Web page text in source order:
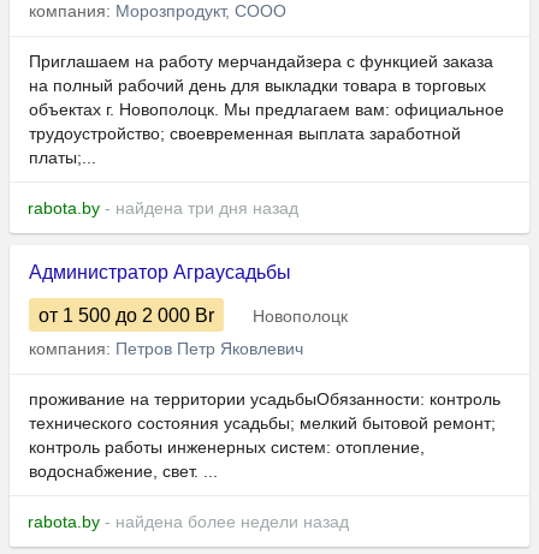
компания: Морозпродукт, СООО
Приглашаем на работу мерчандайзера с функцией заказа
на полный рабочий день для выкладки товара в торговых
объектах г. Новополоцк. Мы предлагаем вам: официальное
трудоустройство; своевременная выплата заработной
платы;...
rabota.by - найдена три дня назад
Администратор Аграусадьбы
от 1 500 до 2 000 Br
Новополоцк
компания: Петров Петр Яковлевич
проживание на территории усадьбыОбязанности: контроль
технического состояния усадьбы; мелкий бытовой ремонт;
контроль работы инженерных систем: отопление,
водоснабжение, свет. ...
rabota.by - найдена более недели назад